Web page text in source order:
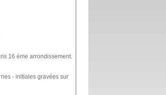
16 ème arrondissement.
- initiales gravées sur